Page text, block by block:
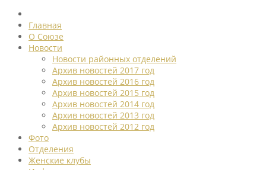
Главная
О Союзе
Новости
Новости районных отделений
Архив новостей 2017 год
Архив новостей 2016 год
Архив новостей 2015 год
Архив новостей 2014 год
Архив новостей 2013 год
Архив новостей 2012 год
Фото
Отделения
Женские клубы